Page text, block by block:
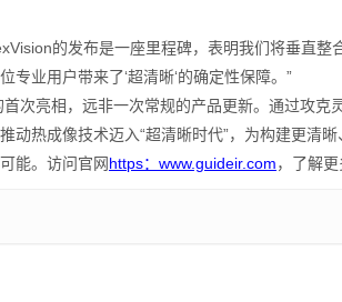
的发布是一座里程碑，表明我们将垂直
专业用户带来了‘超清晰‘的确定性保障。”
次亮相，远非一次常规的产品更新。通过攻克
动热成像技术迈入“超清晰时代”，为构建更清
能。访问官网https：www.guideir.com，了解更